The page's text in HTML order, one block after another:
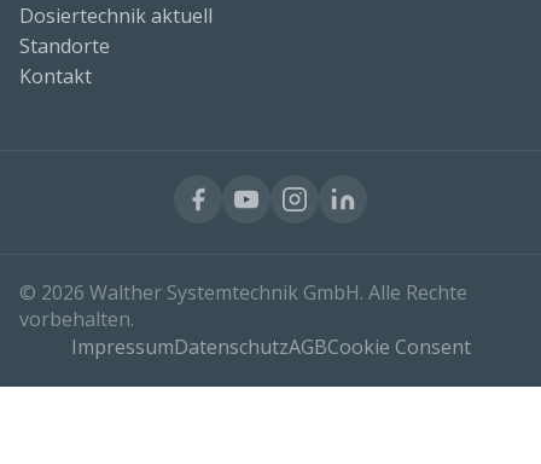
Dosiertechnik aktuell
Standorte
Kontakt
© 2026 Walther Systemtechnik GmbH. Alle Rechte
vorbehalten.
ImpressumDatenschutzAGBCookie Consent